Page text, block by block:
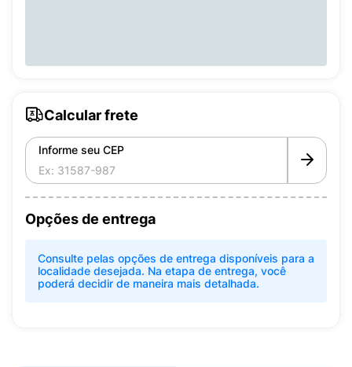
Calcular frete
Informe seu CEP
Opções de entrega
Consulte pelas opções de entrega disponíveis para a
localidade desejada. Na etapa de entrega, você
poderá decidir de maneira mais detalhada.